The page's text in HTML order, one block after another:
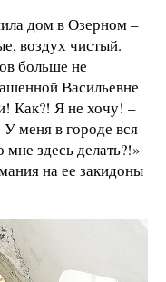
дом в Озерном –
воздух чистый.
больше не
Васильевне
Как?! Я не хочу! –
меня в городе вся
здесь делать?!»
на ее закидоны